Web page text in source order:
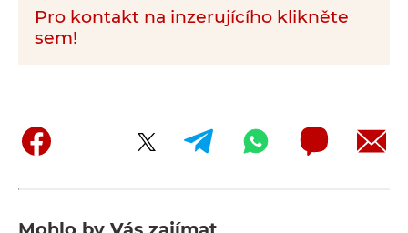
Pro kontakt na inzerujícího klikněte
sem!